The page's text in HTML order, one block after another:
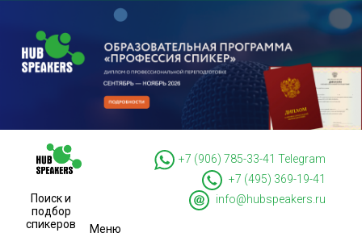
Поиск и
подбор
спикеров
+7 (906) 785-33-41
Telegram
+7 (495) 369-19-41
info@hubspeakers.ru
Меню